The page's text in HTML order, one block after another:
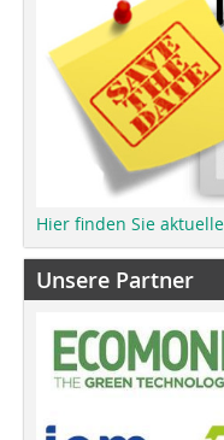
Hier finden Sie
Unsere Partner